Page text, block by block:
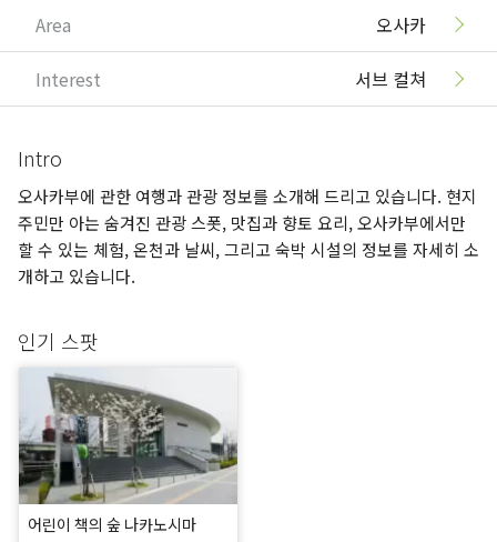
Area 오사카
Interest 서브 컬쳐
Intro
오사카부에 관한 여행과 관광 정보를 소개해 드리고 있습니다. 현지
주민만 아는 숨겨진 관광 스폿, 맛집과 향토 요리, 오사카부에서만
할 수 있는 체험, 온천과 날씨, 그리고 숙박 시설의 정보를 자세히 소
개하고 있습니다.
인기 스팟
어린이 책의 숲 나카노시마